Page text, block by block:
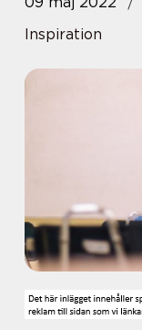
Inspiration